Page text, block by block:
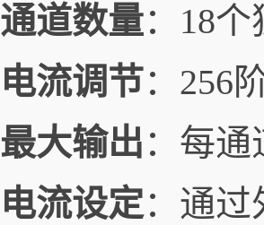
通道数量：18
电流调节：256
最大输出 ：每
电流设定：通过